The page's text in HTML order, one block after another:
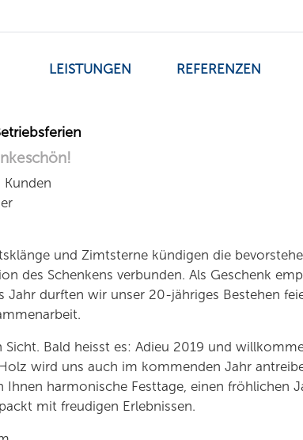
LEISTUNGEN REFERENZEN
Kunden
und Zimtsterne kündigen die
des Schenkens verbunden. Als Geschenk
Jahr durften wir unser 20-jähriges Bestehen
Sicht. Bald heisst es: Adieu 2019 und
wird uns auch im kommenden Jahr
Ihnen harmonische Festtage, einen fröhlichen
mit freudigen Erlebnissen.